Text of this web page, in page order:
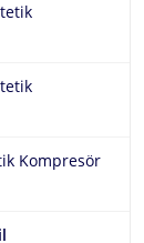
Kompresör